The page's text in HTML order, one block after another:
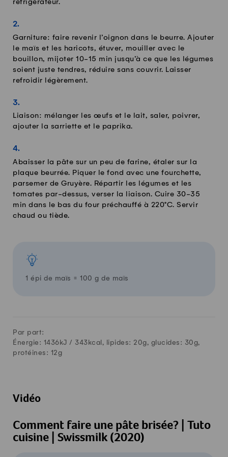
réfrigérateur.
Garniture: faire revenir l’oignon dans le beurre. Ajouter
le maïs et les haricots, étuver, mouiller avec le
bouillon, mijoter 10-15 min jusqu’à ce que les légumes
soient juste tendres, réduire sans couvrir. Laisser
refroidir légèrement.
Liaison: mélanger les œufs et le lait, saler, poivrer,
ajouter la sarriette et le paprika.
Abaisser la pâte sur un peu de farine, étaler sur la
plaque beurrée. Piquer le fond avec une fourchette,
parsemer de Gruyère. Répartir les légumes et les
tomates par-dessus, verser la liaison. Cuire 30-35
min dans le bas du four préchauffé à 220°C. Servir
chaud ou tiède.
1 épi de maïs = 100 g de maïs
Par part:
Énergie: 1436kJ / 343kcal, lipides: 20g, glucides: 30g,
protéines: 12g
Vidéo
Comment faire une pâte brisée? | Tuto
cuisine | Swissmilk (2020)